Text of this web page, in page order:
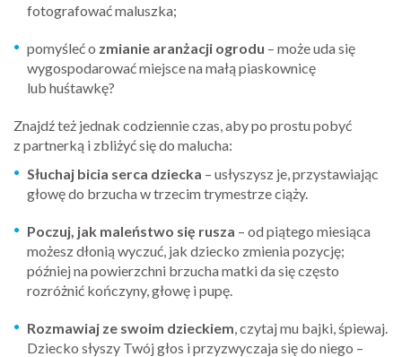
fotografować maluszka;
pomyśleć o zmianie aranżacji ogrodu – może uda się
wygospodarować miejsce na małą piaskownicę
lub huśtawkę?
Znajdź też jednak codziennie czas, aby po prostu pobyć
z partnerką i zbliżyć się do malucha:
Słuchaj bicia serca dziecka – usłyszysz je, przystawiając
głowę do brzucha w trzecim trymestrze ciąży.
Poczuj, jak maleństwo się rusza – od piątego miesiąca
możesz dłonią wyczuć, jak dziecko zmienia pozycję;
później na powierzchni brzucha matki da się często
rozróżnić kończyny, głowę i pupę.
Rozmawiaj ze swoim dzieckiem , czytaj mu bajki, śpiewaj.
Dziecko słyszy Twój głos i przyzwyczaja się do niego –